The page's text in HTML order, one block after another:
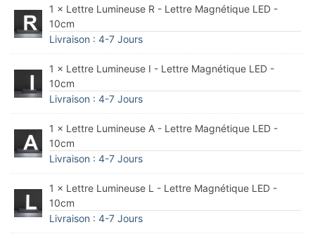
1 × Lettre Lumineuse R - Lettre Magnétique LED -
10cm
Livraison : 4-7 Jours
1 × Lettre Lumineuse I - Lettre Magnétique LED -
10cm
Livraison : 4-7 Jours
1 × Lettre Lumineuse A - Lettre Magnétique LED -
10cm
Livraison : 4-7 Jours
1 × Lettre Lumineuse L - Lettre Magnétique LED -
10cm
Livraison : 4-7 Jours